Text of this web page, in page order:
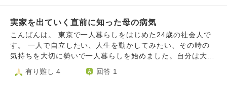
すが、無礼この上ないですが、ではそれはなにか私に利益を
もたらしてくれるのか？と思ってしまいます。
えず、正しいと思う考えを押しつけてくるのでつらいです。
たまに自分がどうしたいかということが分からなくなって
きます。 親を大切にしたいという気持ちと、自分の人生
は自分で決めたいという気持ちとで葛藤をしています。
外にあり、その意志を我慢して親が望んだ道で進学したの
に、妹だけ対応が優遇されているのを見ると、心の中に黒い
感情が生まれてきてしまいます 親は苦労して私達を大学に
進学させてくれているのはわかっていますが、ここまで違い
ったのかと聞きたくてたまりません 3年ごときで貯めること
実家を出ていく直前に知った母の病気
こんばんは。 東京で一人暮らしをはじめた24歳の社会人で
す。 一人で自立したい、人生を動かしてみたい、その時の
気持ちを大切に勢いで一人暮らしを始めました。自分は大人
だからと都合の良い盾をつけて親には黙って契約まで進めま
した。 いざ伝えると自分が思っていたよりも反対されず
有り難し 4 回答 1